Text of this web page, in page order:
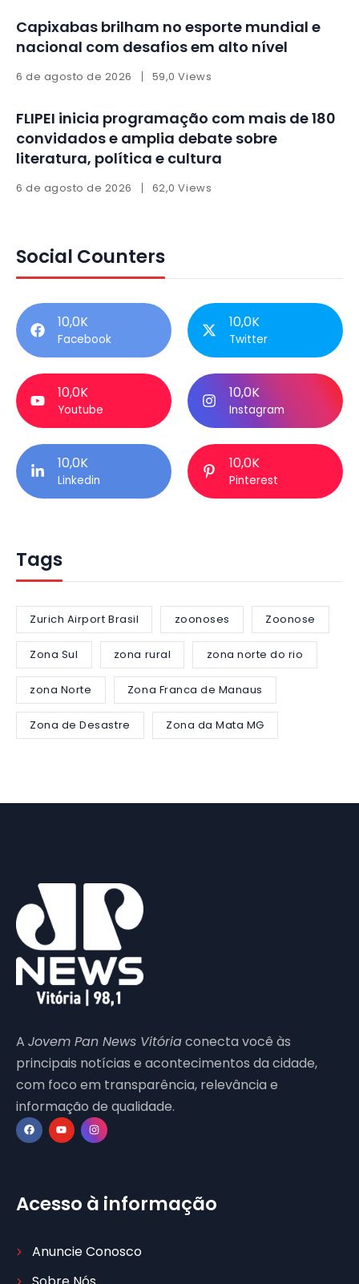
Capixabas brilham no esporte mundial e
nacional com desafios em alto nível
6 de agosto de 2026 59,0 Views
FLIPEI inicia programação com mais de 180
convidados e amplia debate sobre
literatura, política e cultura
6 de agosto de 2026 62,0 Views
Social Counters
10,0K
Facebook
10,0K
Twitter
10,0K
Youtube
10,0K
Instagram
10,0K
Linkedin
10,0K
Pinterest
Tags
Zurich Airport Brasil zoonoses Zoonose
Zona Sul zona rural zona norte do rio
zona Norte Zona Franca de Manaus
Zona de Desastre Zona da Mata MG
A Jovem Pan News Vitóriaconecta você às
principais notícias e acontecimentos da cidade,
com foco em transparência, relevância e
informação de qualidade.
Acesso à informação
Anuncie Conosco